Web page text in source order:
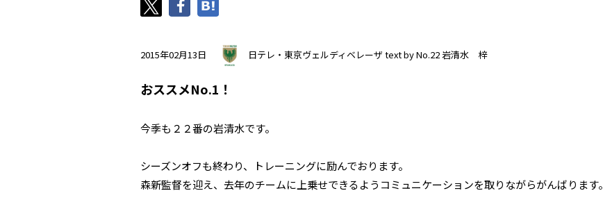
2015年02月13日 日テレ・東京ヴェルディベレーザtext by No.22 岩清水 梓
おススメNo.1！
今季も２２番の岩清水です。
シーズンオフも終わり、トレーニングに励んでおります。
森新監督を迎え、去年のチームに上乗せできるようコミュニケーションを取りながらがんばります。